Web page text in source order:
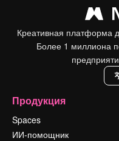
Креативная платформа
Более 1 миллиона
Продукция
Spaces
ИИ-помощник